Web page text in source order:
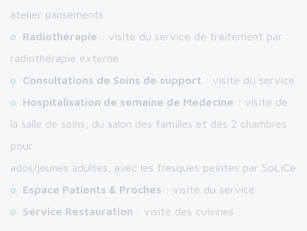
atelier pansements
Radiothérapie : visite du service de traitement par
radiothérapie externe
Consultations de Soins de support : visite du service
Hospitalisation de semaine de Médecine : visite de
la salle de soins, du salon des familles et des 2 chambres
pour
ados/jeunes adultes, avec les fresques peintes par SoLiCe
Espace Patients & Proches : visite du service
Service Restauration : visite des cuisines